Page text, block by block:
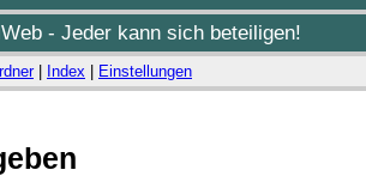
- Jeder kann sich beteiligen!
| Index Einstellungen